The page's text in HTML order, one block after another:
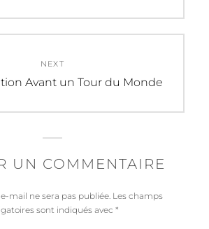
NEXT
Avant un Tour du Monde
UN COMMENTAIRE
mail ne sera pas publiée. Les champs
sont indiqués avec *